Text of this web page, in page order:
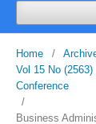
Home /
Vol 15 No
Conference
/
Business